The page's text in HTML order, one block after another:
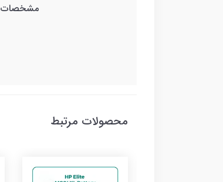
مشخصات
محصولات مرتبط